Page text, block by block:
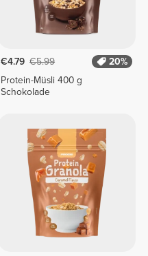
€4.79 €5.99
20%
Protein-Müsli 400 g
Schokolade